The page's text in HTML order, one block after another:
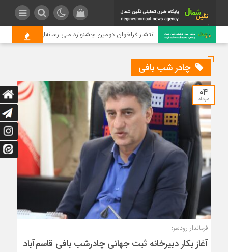
انتشار فراخوان دومین جشنواره ملی رسانه‌ای چای
چادر شب بافی
۰۴
مرداد
فرماندار رودسر:
آغاز بکار دبیرخانه ثبت جهانی چادرشب بافی قاسم‌آباد